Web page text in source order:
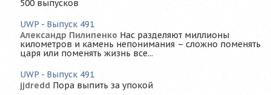
500 выпусков
UWP - Выпуск 491
Александр Пилипенко Нас разделяют миллионы
километров и камень непонимания – сложно поменять
царя или поменять жизнь все...
UWP - Выпуск 491
jjdredd Пора выпить за упокой